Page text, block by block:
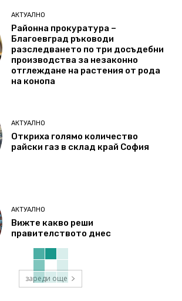
АКТУАЛНО
Районна прокуратура –
Благоевград ръководи
разследването по три досъдебни
производства за незаконно
отглеждане на растения от рода
на конопа
АКТУАЛНО
Откриха голямо количество
райски газ в склад край София
АКТУАЛНО
Вижте какво реши
правителството днес
зареди още